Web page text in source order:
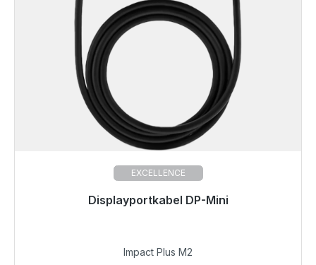
EXCELLENCE
Displayportkabel DP-Mini
Sofort versandfertig, Lieferzeit 48h*
Impact Plus M2